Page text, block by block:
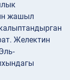
жашыл
Желектин